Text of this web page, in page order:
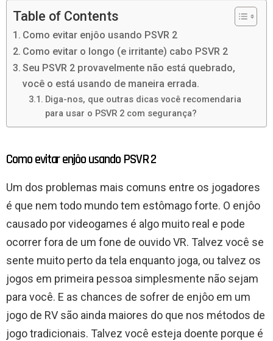
Table of Contents
Como evitar enjôo usando PSVR 2
Como evitar o longo (e irritante) cabo PSVR 2
Seu PSVR 2 provavelmente não está quebrado,
você o está usando de maneira errada.
Diga-nos, que outras dicas você recomendaria
para usar o PSVR 2 com segurança?
Como evitar enjôo usando PSVR 2
Um dos problemas mais comuns entre os jogadores
é que nem todo mundo tem estômago forte. O enjôo
causado por videogames é algo muito real e pode
ocorrer fora de um fone de ouvido VR. Talvez você se
sente muito perto da tela enquanto joga, ou talvez os
jogos em primeira pessoa simplesmente não sejam
para você. E as chances de sofrer de enjôo em um
jogo de RV são ainda maiores do que nos métodos de
jogo tradicionais. Talvez você esteja doente porque é